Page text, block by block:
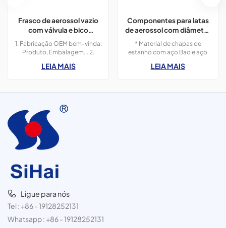
Frasco de aerossol vazio
com válvula e bico
inclusos.
1. Fabricação OEM bem-vinda:
Produto, Embalagem... 2.
Responderemos à sua
dois dias.
LEIA MAIS
Componentes para latas
de aerossol com diâmetro
de 57 mm para fabricação
de latas.
* Material de chapas de
estanho com aço Bao e aço
impressão personalizados*
LEIA MAIS
Ligue para nós
Tel :+86 - 19128252131
Whatsapp :+86 - 19128252131